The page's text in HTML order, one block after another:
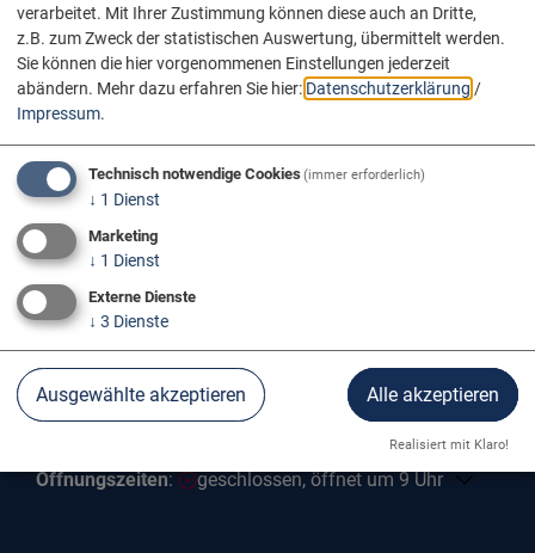
TOURIST-INFO PASSAU
Öffnungszeiten: geschlossen, öffnet um 9 Uhr
verarbeitet. Mit Ihrer Zustimmung können diese auch an Dritte,
z.B. zum Zweck der statistischen Auswertung, übermittelt werden.
Sie können die hier vorgenommenen Einstellungen jederzeit
abändern. Mehr dazu erfahren Sie hier: Datenschutzerklärung /
Impressum.
Technisch notwendige Cookies(immer erforderlich)
↓ 1 Dienst
Marketing
↓ 1 Dienst
Externe Dienste
↓ 3 Dienste
Ausgewählte akzeptieren Alle akzeptieren
Realisiert mit Klaro!